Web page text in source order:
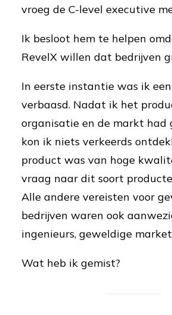
vroeg de C-level executive
Ik besloot hem te helpen
RevelX willen dat bedrijven
In eerste instantie was ik
verbaasd. Nadat ik het
organisatie en de markt had
kon ik niets verkeerds
product was van hoge
vraag naar dit soort
Alle andere vereisten voor
bedrijven waren ook
ingenieurs, geweldige
Wat heb ik gemist?